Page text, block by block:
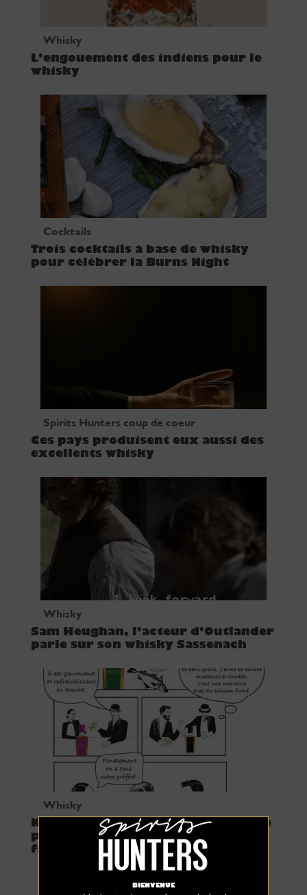
BIENVENUE
Whisky
L’engouement des indiens pour le
whisky
Cocktails
Trois cocktails à base de whisky
pour célébrer la Burns Night
Spirits Hunters coup de coeur
Ces pays produisent eux aussi des
excellents whisky
Whisky
Sam Heughan, l’acteur d’Outlander
parle sur son whisky Sassenach
Whisky
Nous l’avons dégusté ! Bellevoye Le
premier whisky triple malt
français